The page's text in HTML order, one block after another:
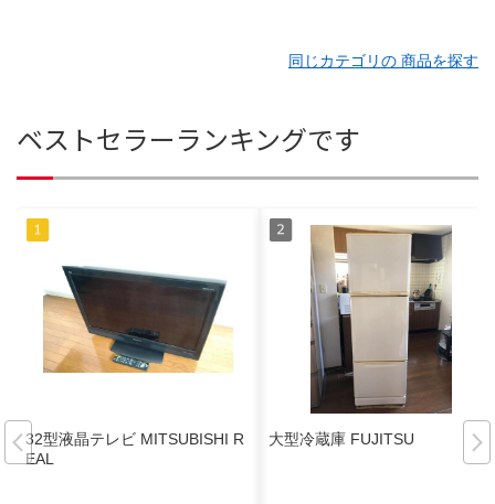
同じカテゴリの 商品を探す
ベストセラーランキングです
32型液晶テレビ MITSUBISHI R
EAL
大型冷蔵庫 FUJITSU